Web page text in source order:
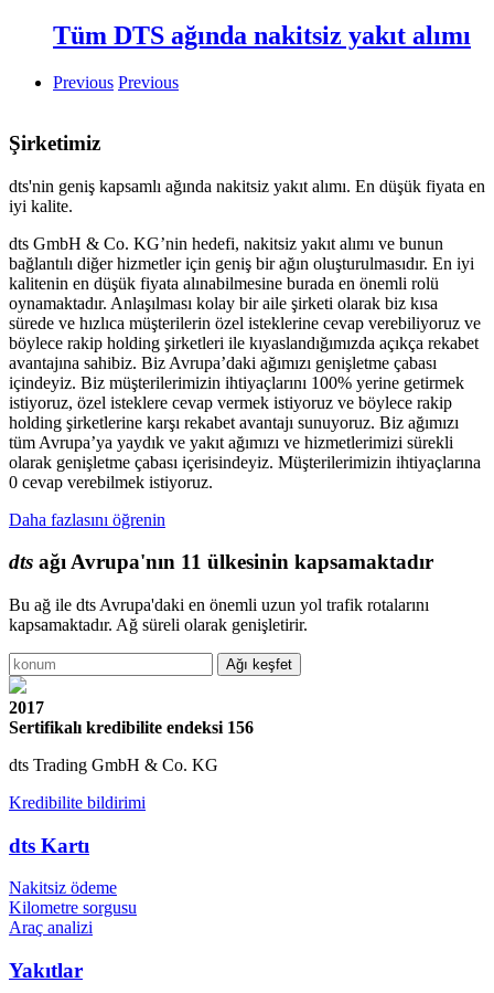
Tüm DTS ağında nakitsiz yakıt alımı
Previous Previous
Şirketimiz
dts'nin geniş kapsamlı ağında nakitsiz yakıt alımı. En düşük fiyata en
iyi kalite.
dts GmbH & Co. KG’nin hedefi, nakitsiz yakıt alımı ve bunun
bağlantılı diğer hizmetler için geniş bir ağın oluşturulmasıdır. En iyi
kalitenin en düşük fiyata alınabilmesine burada en önemli rolü
oynamaktadır. Anlaşılması kolay bir aile şirketi olarak biz kısa
sürede ve hızlıca müşterilerin özel isteklerine cevap verebiliyoruz ve
böylece rakip holding şirketleri ile kıyaslandığımızda açıkça rekabet
avantajına sahibiz. Biz Avrupa’daki ağımızı genişletme çabası
içindeyiz. Biz müşterilerimizin ihtiyaçlarını 100% yerine getirmek
istiyoruz, özel isteklere cevap vermek istiyoruz ve böylece rakip
holding şirketlerine karşı rekabet avantajı sunuyoruz. Biz ağımızı
tüm Avrupa’ya yaydık ve yakıt ağımızı ve hizmetlerimizi sürekli
olarak genişletme çabası içerisindeyiz. Müşterilerimizin ihtiyaçlarına
0 cevap verebilmek istiyoruz.
Daha fazlasını öğrenin
dts ağı Avrupa'nın 11 ülkesinin kapsamaktadır
Bu ağ ile dts Avrupa'daki en önemli uzun yol trafik rotalarını
kapsamaktadır. Ağ süreli olarak genişletirir.
2017
Sertifikalı kredibilite endeksi 156
dts Trading GmbH & Co. KG
Kredibilite bildirimi
dts Kartı
Nakitsiz ödeme
Kilometre sorgusu
Araç analizi
Yakıtlar